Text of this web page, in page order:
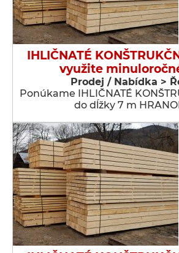
IHLIČNATÉ
využite
Prodej / Nabídka >
Ponúkame IHLIČNATÉ
do dĺžky 7 m